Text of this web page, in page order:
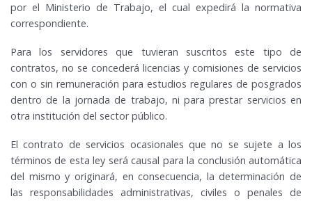
por el Ministerio de Trabajo, el cual expedirá la normativa
correspondiente.
Para los servidores que tuvieran suscritos este tipo de
contratos, no se concederá licencias y comisiones de servicios
con o sin remuneración para estudios regulares de posgrados
dentro de la jornada de trabajo, ni para prestar servicios en
otra institución del sector público.
El contrato de servicios ocasionales que no se sujete a los
términos de esta ley será causal para la conclusión automática
del mismo y originará, en consecuencia, la determinación de
las responsabilidades administrativas, civiles o penales de